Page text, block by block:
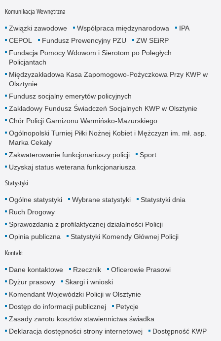
Komunikacja Wewnętrzna
Związki zawodowe Współpraca międzynarodowa
IPA
CEPOL
Fundusz Prewencyjny PZU
ZW SEiRP
Fundacja Pomocy Wdowom i Sierotom po Poległych
Policjantach
Międzyzakładowa Kasa Zapomogowo-Pożyczkowa Przy KWP w
Olsztynie
Fundusz socjalny emerytów policyjnych
Zakładowy Fundusz Świadczeń Socjalnych KWP w Olsztynie
Chór Policji Garnizonu Warmińsko-Mazurskiego
Ogólnopolski Turniej Piłki Nożnej Kobiet i Mężczyzn im. mł. asp.
Marka Cekały
Zakwaterowanie funkcjonariuszy policji
Sport
Uzyskaj status weterana funkcjonariusza
Statystyki
Ogólne statystyki Wybrane statystyki
Statystyki dnia
Ruch Drogowy
Sprawozdania z profilaktycznej działalności Policji
Opinia publiczna
Statystyki Komendy Głównej Policji
Kontakt
Dane kontaktowe Rzecznik
Oficerowie Prasowi
Dyżur prasowy
Skargi i wnioski
Komendant Wojewódzki Policji w Olsztynie
Dostęp do informacji publicznej
Petycje
Zasady zwrotu kosztów stawiennictwa świadka
Deklaracja dostępności strony internetowej
Dostępność KWP